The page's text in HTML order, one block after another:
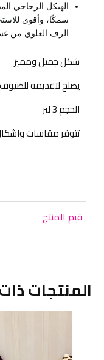
الهيكل الزجاجي
سمكًا، وأقوى
الرف العلوي من
شكل جميل ومميز
يصلح لتقديمه للضيوف
الحجم 3 لتر
تتوفر مقاسات
قيم المنتج
المنتجات